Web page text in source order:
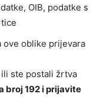
OIB, podatke s
ove oblike prijevara
ste postali žrtva
broj 192 i prijavite